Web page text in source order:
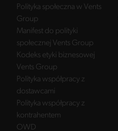
Polityka społeczna w Vents
Group
Manifest do polityki
społecznej Vents Group
Kodeks etyki biznesowej
Vents Group
Polityka współpracy z
dostawcami
Polityka współpracy z
kontrahentem
OWD